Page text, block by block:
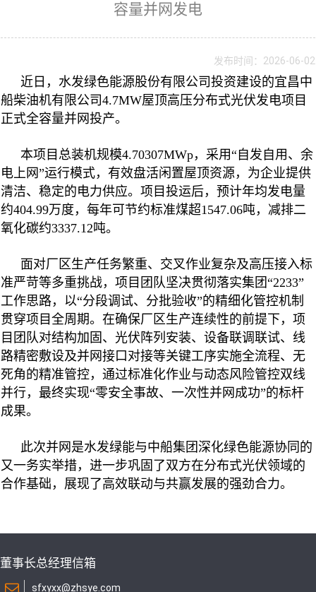
容量并网发电
发布时间：2026-06-02
近日，水发绿色能源股份有限公司投资建设的宜昌中
船柴油机有限公司4.7MW屋顶高压分布式光伏发电项目
正式全容量并网投产。
本项目总装机规模4.70307MWp，采用“自发自用、余
电上网”运行模式，有效盘活闲置屋顶资源，为企业提供
清洁、稳定的电力供应。项目投运后，预计年均发电量
约404.99万度，每年可节约标准煤超1547.06吨，减排二
氧化碳约3337.12吨。
面对厂区生产任务繁重、交叉作业复杂及高压接入标
准严苛等多重挑战，项目团队坚决贯彻落实集团“2233”
工作思路，以“分段调试、分批验收”的精细化管控机制
贯穿项目全周期。在确保厂区生产连续性的前提下，项
目团队对结构加固、光伏阵列安装、设备联调联试、线
路精密敷设及并网接口对接等关键工序实施全流程、无
死角的精准管控，通过标准化作业与动态风险管控双线
并行，最终实现“零安全事故、一次性并网成功”的标杆
成果。
此次并网是水发绿能与中船集团深化绿色能源协同的
又一务实举措，进一步巩固了双方在分布式光伏领域的
合作基础，展现了高效联动与共赢发展的强劲合力。
董事长总经理信箱
sfxyxx@zhsye.com